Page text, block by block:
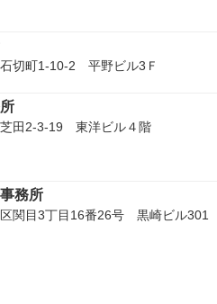
切町1-10-2 平野ビル3Ｆ
芝田2-3-19 東洋ビル４階
務所
関目3丁目16番26号 黒崎ビル301